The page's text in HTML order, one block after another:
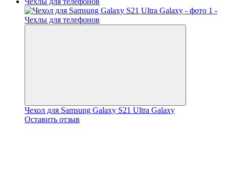
Чехол для Samsung Galaxy S21 Ultra Galaxy
Оставить отзыв